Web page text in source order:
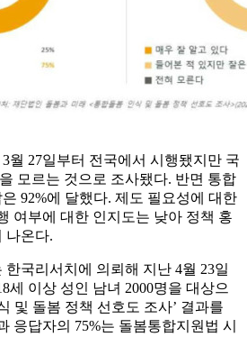
월 27일부터 전국에서 시행됐지만 국
모르는 것으로 조사됐다. 반면 통합
92%에 달했다. 제도 필요성에 대한
여부에 대한 인지도는 낮아 정책 홍
나온다.
국리서치에 의뢰해 지난 4월 23일
세 이상 성인 남녀 2000명을 대상으
및 돌봄 정책 선호도 조사’ 결과를
응답자의 75%는 돌봄통합지원법 시